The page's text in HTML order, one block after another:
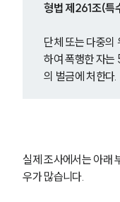
형법 제261조(특
단체 또는 다중의
하여 폭행한 자는
의 벌금에 처한다.
실제 조사에서는 아래
우가 많습니다.